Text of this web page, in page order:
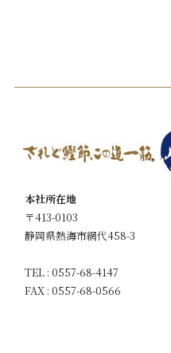
本社所在地
〒413-0103
静岡県熱海市網代458-3
TEL : 0557-68-4147
FAX : 0557-68-0566